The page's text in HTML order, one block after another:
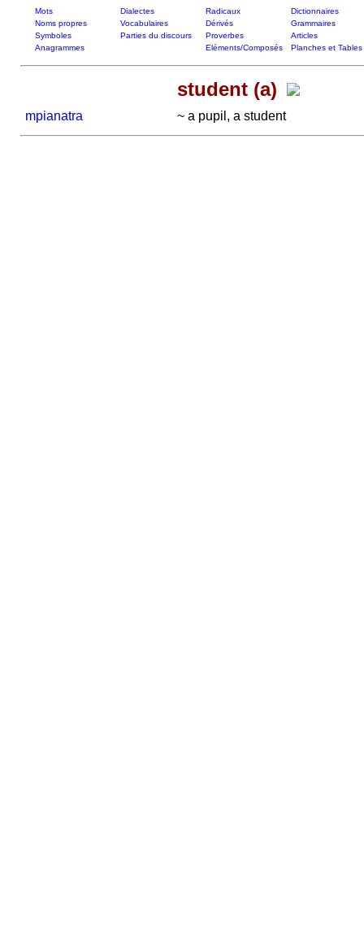
Mots Dialectes Radicaux
Dictionnaires
Noms propres
Vocabulaires Dérivés
Grammaires
Symboles
Parties du discours Proverbes
Articles
Anagrammes
Eléments/Composés Planches et Tables
student (a)
mpianatra ~ a pupil, a student